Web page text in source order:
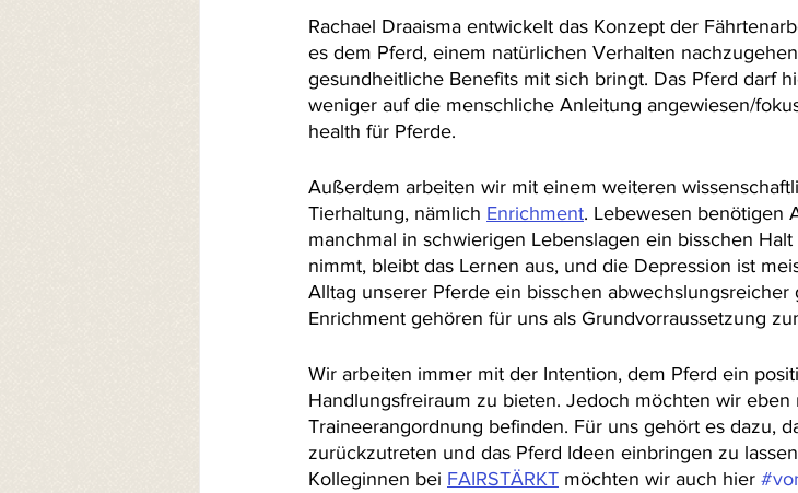
Rachael Draaisma entwickelt das Konzept der
es dem Pferd, einem natürlichen Verhalten
gesundheitliche Benefits mit sich bringt. Das Pferd darf
weniger auf die menschliche Anleitung angewiesen/
health für Pferde.
Außerdem arbeiten wir mit einem weiteren
Tierhaltung, nämlich Enrichment. Lebewesen benötigen
manchmal in schwierigen Lebenslagen ein bisschen
nimmt, bleibt das Lernen aus, und die Depression ist
Alltag unserer Pferde ein bisschen
Enrichment gehören für uns als Grundvorraussetzung
Wir arbeiten immer mit der Intention, dem Pferd ein
Handlungsfreiraum zu bieten. Jedoch möchten wir
Traineerangordnung befinden. Für uns gehört es dazu,
zurückzutreten und das Pferd Ideen einbringen zu
Kolleginnen bei FAIRSTÄRKT möchten wir auch hier